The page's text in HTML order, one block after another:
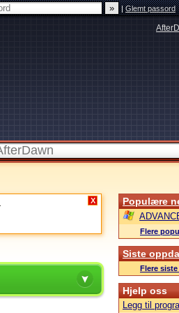
|Glemt passord
X Populære
Flere
Siste
Flere
Hjelp oss
Legg til